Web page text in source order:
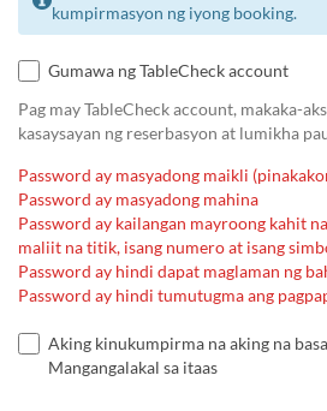
kumpirmasyon ng iyong booking.
Gumawa ng TableCheck account
Pag may TableCheck account, makaka-
kasaysayan ng reserbasyon at lumikha
Password ay masyadong maikli
Password ay masyadong mahina
Password ay kailangan mayroong kahit
maliit na titik, isang numero at isang
Password ay hindi dapat maglaman ng
Password ay hindi tumutugma ang
Aking kinukumpirma na aking na
Mangangalakal sa itaas